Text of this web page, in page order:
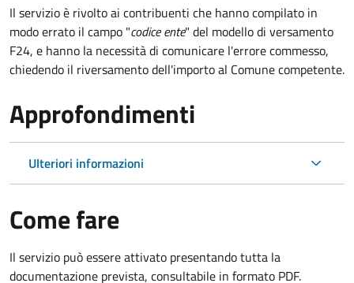
Il servizio è rivolto ai contribuenti che hanno compilato in
modo errato il campo "codice ente" del modello di versamento
F24, e hanno la necessità di comunicare l'errore commesso,
chiedendo il riversamento dell'importo al Comune competente.
Approfondimenti
Ulteriori informazioni
Come fare
Il servizio può essere attivato presentando tutta la
documentazione prevista, consultabile in formato PDF.